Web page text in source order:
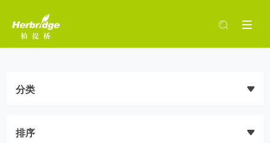
分类
排序